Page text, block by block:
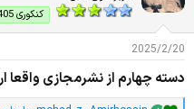
ز
ت
:
کنکوری 1405
2025/2/20
دسته چهارم از نشرمجازی واقعا